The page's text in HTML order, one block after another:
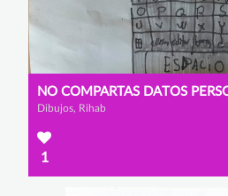
Dibujos, Rihab
1